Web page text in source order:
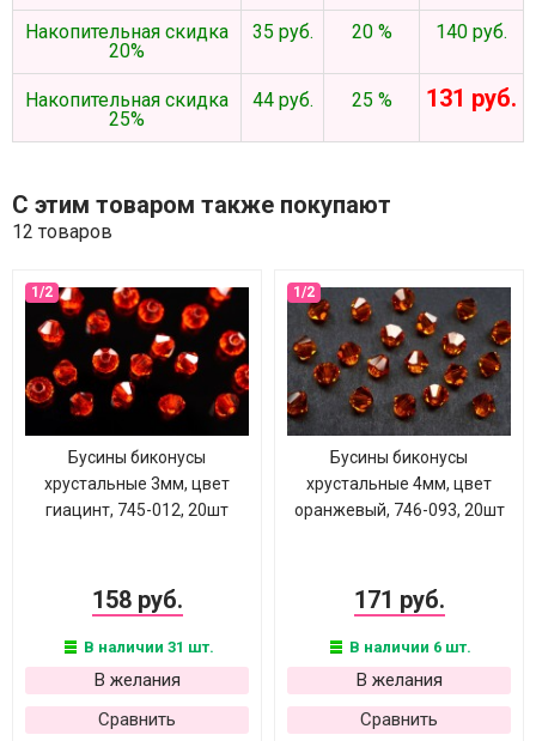
Накопительная скидка
20%
35 руб. 20 % 140 руб.
Накопительная скидка
25%
44 руб. 25 % 131 руб.
С этим товаром также покупают
12 товаров
Бусины биконусы
хрустальные 3мм, цвет
гиацинт, 745-012, 20шт
158 руб.
В наличии 31 шт.
В желания
Сравнить
Бусины биконусы
хрустальные 4мм, цвет
оранжевый, 746-093, 20шт
171 руб.
В наличии 6 шт.
В желания
Сравнить